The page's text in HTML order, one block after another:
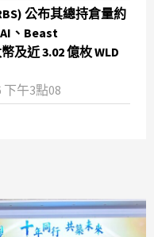
公布其總持倉量約
、Beast
及近 3.02 億枚 WLD
下午3點08